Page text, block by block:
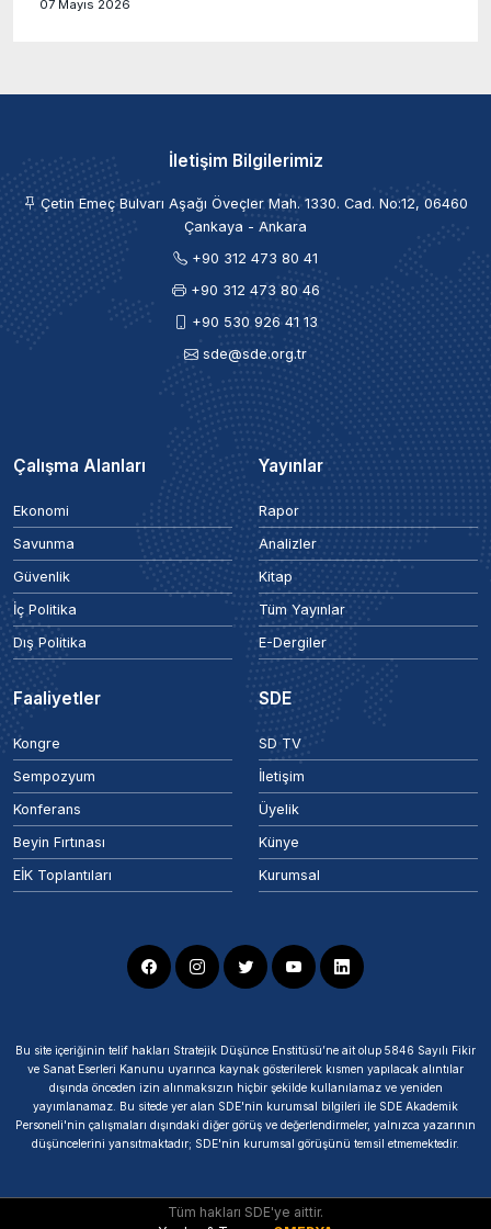
07 Mayıs 2026
İletişim Bilgilerimiz
Çetin Emeç Bulvarı Aşağı Öveçler Mah. 1330. Cad. No:12, 06460
Çankaya - Ankara
+90 312 473 80 41
+90 312 473 80 46
+90 530 926 41 13
sde@sde.org.tr
Çalışma Alanları
Ekonomi
Savunma
Güvenlik
İç Politika
Dış Politika
Yayınlar
Rapor
Analizler
Kitap
Tüm Yayınlar
E-Dergiler
Faaliyetler
Kongre
Sempozyum
Konferans
Beyin Fırtınası
EİK Toplantıları
SDE
SD TV
İletişim
Üyelik
Künye
Kurumsal
Bu site içeriğinin telif hakları Stratejik Düşünce Enstitüsü’ne ait olup 5846 Sayılı Fikir
ve Sanat Eserleri Kanunu uyarınca kaynak gösterilerek kısmen yapılacak alıntılar
dışında önceden izin alınmaksızın hiçbir şekilde kullanılamaz ve yeniden
yayımlanamaz. Bu sitede yer alan SDE'nin kurumsal bilgileri ile SDE Akademik
Personeli'nin çalışmaları dışındaki diğer görüş ve değerlendirmeler, yalnızca yazarının
düşüncelerini yansıtmaktadır; SDE'nin kurumsal görüşünü temsil etmemektedir.
Tüm hakları SDE'ye aittir.